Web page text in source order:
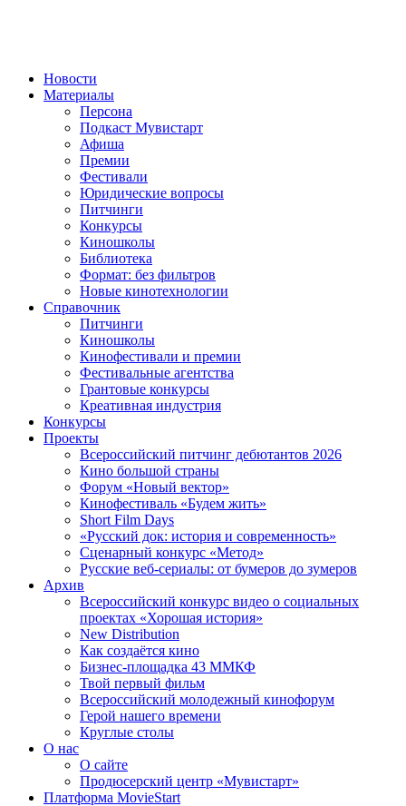
Новости
Материалы
Персона
Подкаст Мувистарт
Афиша
Премии
Фестивали
Юридические вопросы
Питчинги
Конкурсы
Киношколы
Библиотека
Формат: без фильтров
Новые кинотехнологии
Справочник
Питчинги
Киношколы
Кинофестивали и премии
Фестивальные агентства
Грантовые конкурсы
Креативная индустрия
Конкурсы
Проекты
Всероссийский питчинг дебютантов 2026
Кино большой страны
Форум «Новый вектор»
Кинофестиваль «Будем жить»
Short Film Days
«Русский док: история и современность»
Сценарный конкурс «Метод»
Русские веб-сериалы: от бумеров до зумеров
Архив
Всероссийский конкурс видео о социальных
проектах «Хорошая история»
New Distribution
Как создаётся кино
Бизнес-площадка 43 ММКФ
Твой первый фильм
Всероссийский молодежный кинофорум
Герой нашего времени
Круглые столы
О нас
О сайте
Продюсерский центр «Мувистарт»
Платформа MovieStart